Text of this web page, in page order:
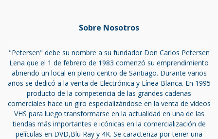
Sobre Nosotros
"Petersen" debe su nombre a su fundador Don Carlos Petersen
Lena que el 1 de febrero de 1983 comenzó su emprendimiento
abriendo un local en pleno centro de Santiago. Durante varios
años se dedicó a la venta de Electrónica y Línea Blanca. En 1995
producto de la competencia de las grandes cadenas
comerciales hace un giro especializándose en la venta de videos
VHS para luego transformarse en la actualidad en una de las
tiendas más importantes e icónicas en la comercialización de
películas en DVD,Blu Ray y 4K. Se caracteriza por tener una